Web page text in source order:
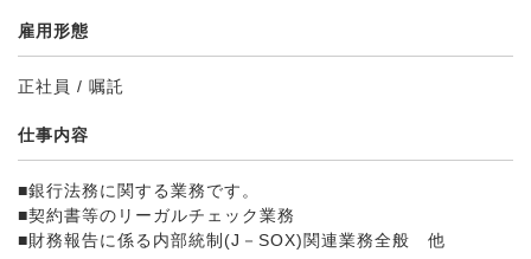
雇用形態
正社員 / 嘱託
仕事内容
■銀行法務に関する業務です。
■契約書等のリーガルチェック業務
■財務報告に係る内部統制(J－SOX)関連業務全般 他